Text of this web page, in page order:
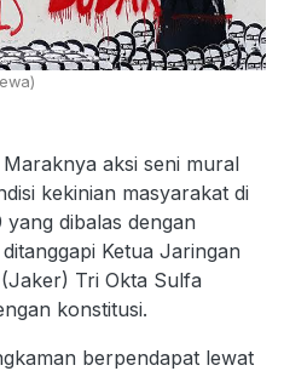
aksi seni mural
kekinian masyarakat di
yang dibalas dengan
Ketua Jaringan
Tri Okta Sulfa
konstitusi.
berpendapat lewat